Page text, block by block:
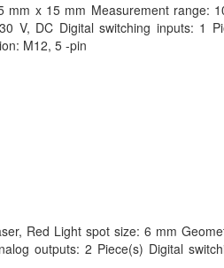
mm x 15 mm Measurement range:
V, DC Digital switching inputs: 1
M12, 5 -pin
Red Light spot size: 6 mm
outputs: 2 Piece(s) Digital